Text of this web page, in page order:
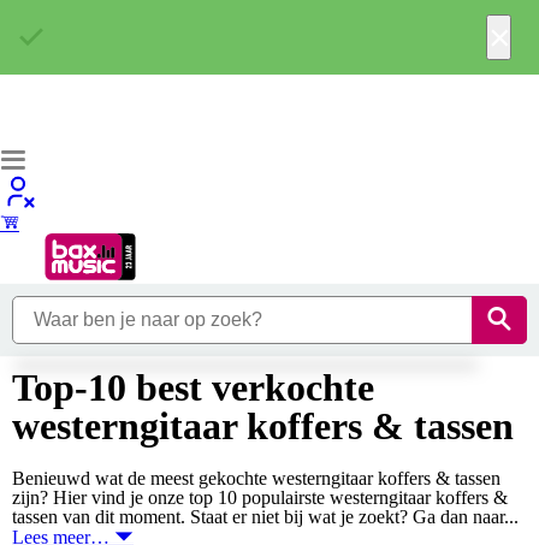
Top-10 best verkochte
westerngitaar koffers & tassen
Benieuwd wat de meest gekochte westerngitaar koffers & tassen
zijn? Hier vind je onze top 10 populairste westerngitaar koffers &
tassen van dit moment. Staat er niet bij wat je zoekt? Ga dan naar...
Lees meer…